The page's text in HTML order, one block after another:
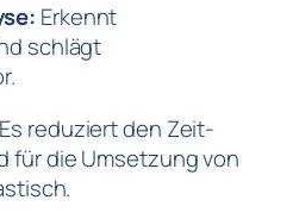
Erkennt
schlägt
Es reduziert den Zeit-
für die Umsetzung von